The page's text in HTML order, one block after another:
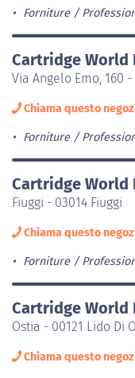
Forniture /
Cartridge World
Via Angelo Emo, 160 -
Chiama questo
Forniture /
Cartridge World
Fiuggi - 03014 Fiuggi
Chiama questo
Forniture /
Cartridge World
Ostia - 00121 Lido Di
Chiama questo